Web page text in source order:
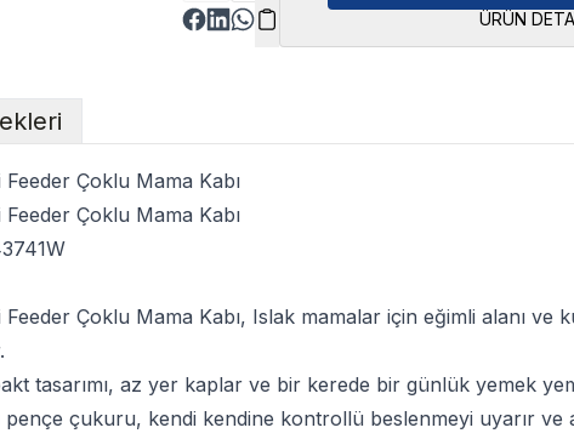
ÜRÜN
Çoklu Mama Kabı
Çoklu Mama Kabı
Çoklu Mama Kabı, Islak mamalar için eğimli alanı ve
tasarımı, az yer kaplar ve bir kerede bir günlük yemek
çukuru, kendi kendine kontrollü beslenmeyi uyarır ve